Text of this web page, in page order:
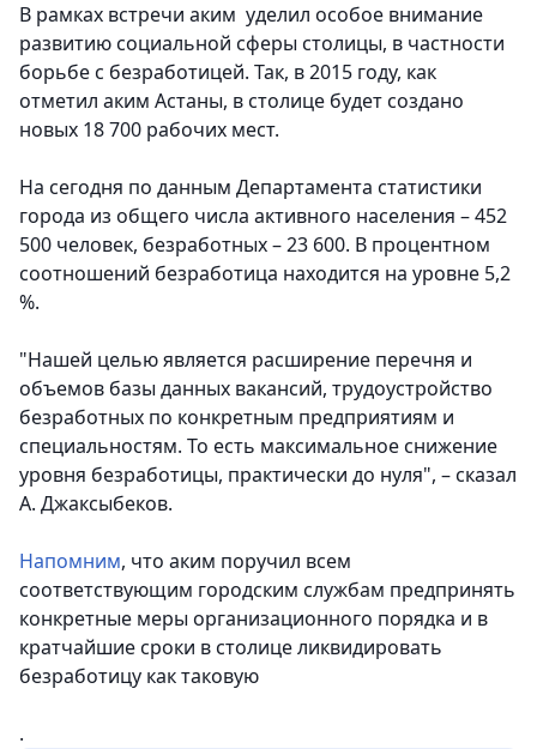
В рамках встречи аким уделил особое внимание
развитию социальной сферы столицы, в частности
борьбе с безработицей. Так, в 2015 году, как
отметил аким Астаны, в столице будет создано
новых 18 700 рабочих мест.
На сегодня по данным Департамента статистики
города из общего числа активного населения – 452
500 человек, безработных – 23 600. В процентном
соотношений безработица находится на уровне 5,2
%.
"Нашей целью является расширение перечня и
объемов базы данных вакансий, трудоустройство
безработных по конкретным предприятиям и
специальностям. То есть максимальное снижение
уровня безработицы, практически до нуля", – сказал
А. Джаксыбеков.
Напомним, что аким поручил всем
соответствующим городским службам предпринять
конкретные меры организационного порядка и в
кратчайшие сроки в столице ликвидировать
безработицу как таковую
.